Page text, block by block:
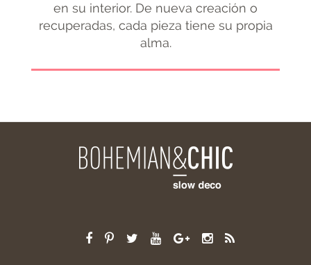
en su interior. De nueva creación o
recuperadas, cada pieza tiene su propia
alma.